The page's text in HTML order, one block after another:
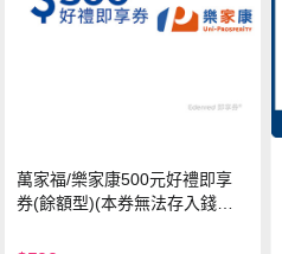
萬家福/樂家康500元好禮即享
券(餘額型)(本券無法存入錢包